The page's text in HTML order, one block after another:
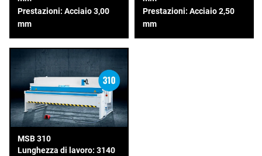
Prestazioni: Acciaio 3,00
mm
Prestazioni: Acciaio 2,50
mm
MSB 310
Lunghezza di lavoro: 3140